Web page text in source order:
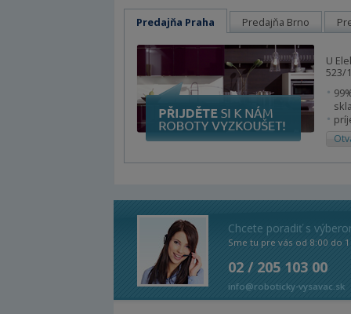
Predajňa Praha Predajňa Brno
U
523/
Chcete poradiť s
Sme tu pre vás od 8:00 do
02 / 205 103 00
info@roboticky-vysavac.sk